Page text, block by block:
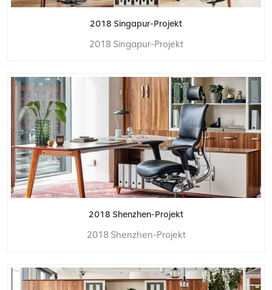
2018 Singapur-Projekt
2018 Singapur-Projekt
2018 Shenzhen-Projekt
2018 Shenzhen-Projekt